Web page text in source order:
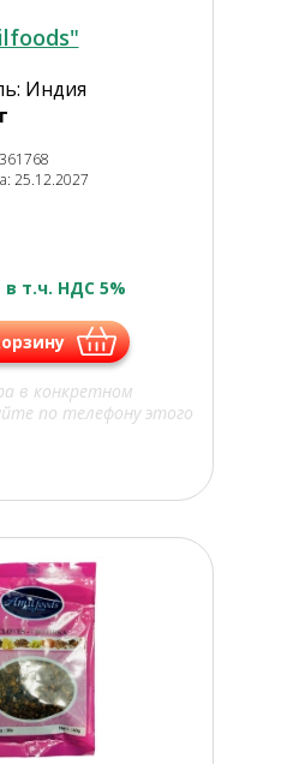
Индия
25.12.2027
в т.ч. НДС 5%
в конкретном
по телефону этого